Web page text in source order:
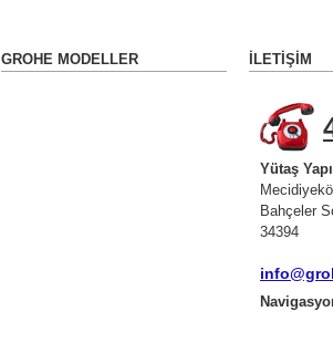
GROHE MODELLER İLETIŞIM
Yütaş
Bahçeler
34394